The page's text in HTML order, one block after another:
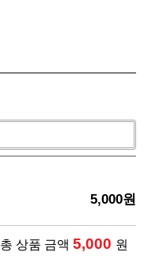
5,000원
총 상품 금액 5,000 원